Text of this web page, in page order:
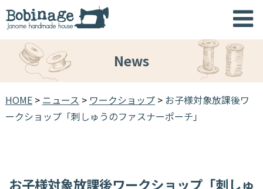
News
HOME> ニュース > ワークショップ> お子様対象放課後ワ
ークショップ「刺しゅうのファスナーポーチ」
お子様対象放課後ワークショップ「刺しゅ